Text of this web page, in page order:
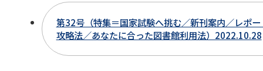
第32号（特集＝国家試験へ挑む／新刊案内／レポー
攻略法／あなたに合った図書館利用法）2022.10.28